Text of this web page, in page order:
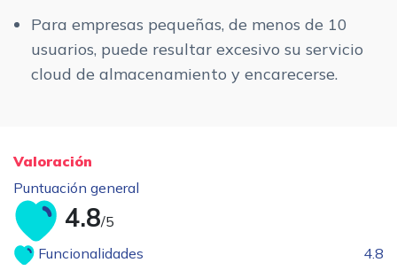
Para empresas pequeñas, de menos de 10
usuarios, puede resultar excesivo su servicio
cloud de almacenamiento y encarecerse.
Valoración
Puntuación general
4.8/5
Funcionalidades
4.8